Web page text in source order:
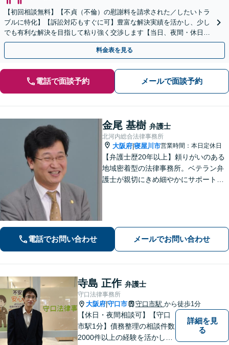
【初回相談無料】【不貞（不倫）の慰謝料を請求された／したいトラ
ブルに特化】【訴訟対応もすぐに可】豊富な解決実績を活かし、少し
でも有利な解決を目指して粘り強く交渉します【当日、夜間・休日相
談可】
料金表を見る
電話で面談予約 メールで面談予約
金尾 基樹 弁護士
北河内総合法律事務所
大阪府 寝屋川市営業時間：本日定休日
【弁護士歴20年以上】頼りがいのある
地域密着型の法律事務所。ベテラン弁
護士が親切にきめ細やかにサポートし
電話でお問い合わせ メールでお問い合わせ
寺島 正作 弁護士
守口法律事務所
大阪府 守口市 守口市駅 から徒歩1分
【休日・夜間相談可】【守口
市駅1分】債務整理の相談件数
2000件以上の経験を活かし、
詳細を見
る